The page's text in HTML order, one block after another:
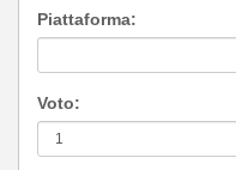
Piattaforma:
Voto: